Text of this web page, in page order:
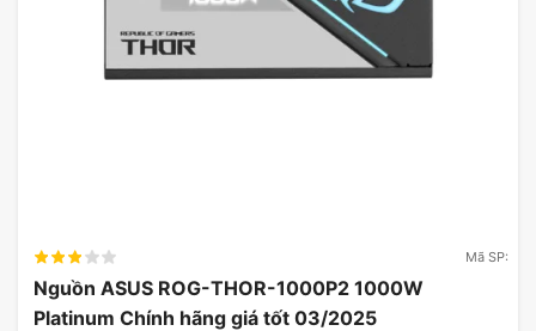
Mã SP:
Nguồn ASUS ROG-THOR-1000P2 1000W
Platinum Chính hãng giá tốt 03/2025